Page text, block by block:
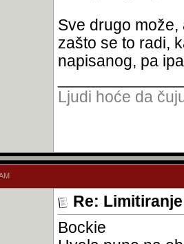
Sve drugo
zašto se to radi,
napisanog, pa
Ljudi hoće da
Re:
Bockie